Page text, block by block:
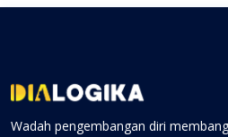
Wadah pengembangan diri